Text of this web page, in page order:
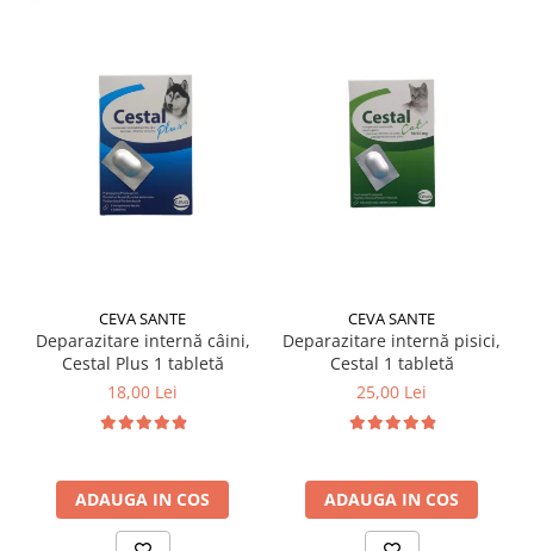
CEVA SANTE
Deparazitare internă câini,
Cestal Plus 1 tabletă
18,00 Lei
ADAUGA IN COS
CEVA SANTE
Deparazitare internă pisici,
Cestal 1 tabletă
25,00 Lei
ADAUGA IN COS